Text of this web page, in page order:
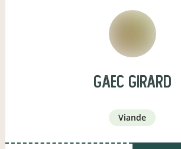
Gaec Girard
viande